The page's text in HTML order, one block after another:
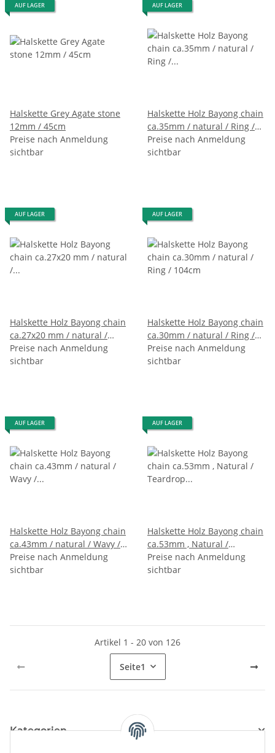
AUF LAGER
Halskette Grey Agate stone
12mm / 45cm
Preise nach Anmeldung
sichtbar
AUF LAGER
Halskette Holz Bayong chain
ca.35mm / natural / Ring /
130cm
Preise nach Anmeldung
sichtbar
AUF LAGER
Halskette Holz Bayong chain
ca.27x20 mm / natural /
small wavy / 94cm
Preise nach Anmeldung
sichtbar
AUF LAGER
Halskette Holz Bayong chain
ca.30mm / natural / Ring /
104cm
Preise nach Anmeldung
sichtbar
AUF LAGER
Halskette Holz Bayong chain
ca.43mm / natural / Wavy /
150cm
Preise nach Anmeldung
sichtbar
AUF LAGER
Halskette Holz Bayong chain
ca.53mm , Natural /
Teardrop / 124cm
Preise nach Anmeldung
sichtbar
Artikel 1 - 20 von 126
Seite1
Kategorien